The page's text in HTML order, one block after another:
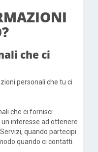
che ci
personali che tu ci
che ci fornisci
interesse ad ottenere
quando partecipi
quando ci contatti.